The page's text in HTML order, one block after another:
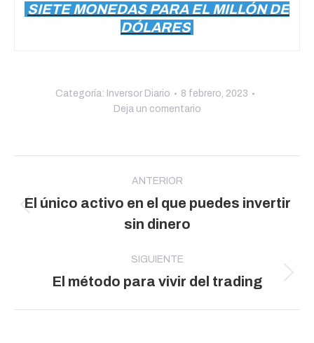
SIETE MONEDAS PARA EL MILLÓN DE
DÓLARES
Categoría: Inversor Diario
8 febrero, 2023
Deja un comentario
publicaciones
ANTERIOR
Publicación
anterior:
El único activo en el que puedes invertir
sin dinero
SIGUIENTE
Publicación
El método para vivir del trading